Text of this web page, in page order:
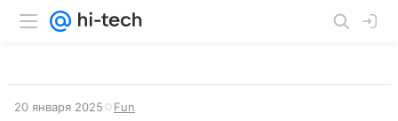
20 января 2025 Fun